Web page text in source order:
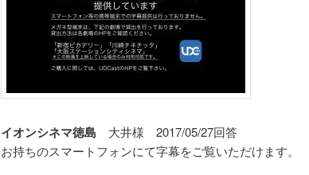
イオンシネマ徳島 大井様 2017/05/27回答
お持ちのスマートフォンにて字幕をご覧いただけます。